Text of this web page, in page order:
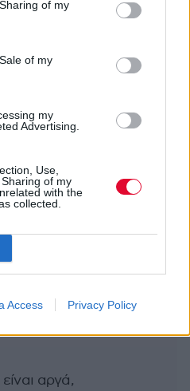
of my
of my
my
Advertising.
Use,
of my
with the
collected.
Access Privacy Policy
Κασσάνδρας 19
210 34 73 835
Avopolis Network στο
αργά,